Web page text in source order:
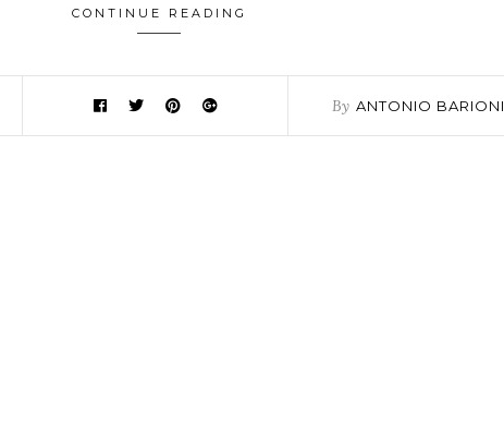
CONTINUE READING
By ANTONIO BARIONI